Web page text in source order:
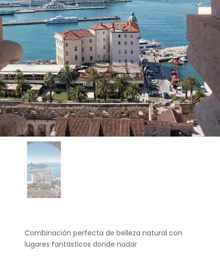
Combinación perfecta de belleza natural con
lugares fantásticos donde nadar